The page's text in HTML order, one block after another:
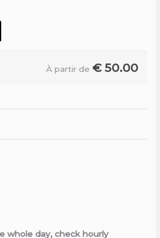
À partir de € 50.00
whole day, check hourly